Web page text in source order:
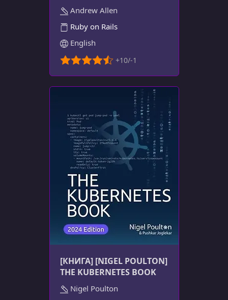
Andrew Allen
Ruby on Rails
English
[КНИГА] [NIGEL POULTON]
THE KUBERNETES BOOK
Nigel Poulton